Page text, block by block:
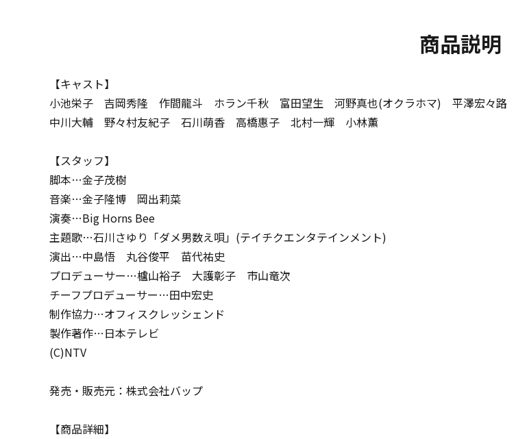
商品説明
【キャスト】
小池栄子 吉岡秀隆 作間龍斗 ホラン千秋 富田望生 河野真也(オクラホマ) 平澤宏々路
中川大輔 野々村友紀子 石川萌香 高橋惠子 北村一輝 小林薫
【スタッフ】
脚本…金子茂樹
音楽…金子隆博 岡出莉菜
演奏…Big Horns Bee
主題歌…石川さゆり「ダメ男数え唄」(テイチクエンタテインメント)
演出…中島悟 丸谷俊平 苗代祐史
プロデューサー…櫨山裕子 大護彰子 市山竜次
チーフプロデューサー…田中宏史
制作協力…オフィスクレッシェンド
製作著作…日本テレビ
(C)NTV
発売・販売元：株式会社バップ
【商品詳細】